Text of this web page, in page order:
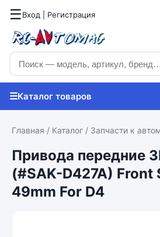
☰Вход | Регистрация
☰Каталог товаров
Главная / Каталог / Запчасти к
Привода передние
(#SAK-D427A) Front
49mm For D4